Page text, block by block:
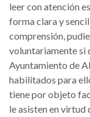
leer con atención
forma clara y
comprensión,
voluntariamente si
Ayuntamiento de
habilitados para
tiene por objeto
le asisten en virtud